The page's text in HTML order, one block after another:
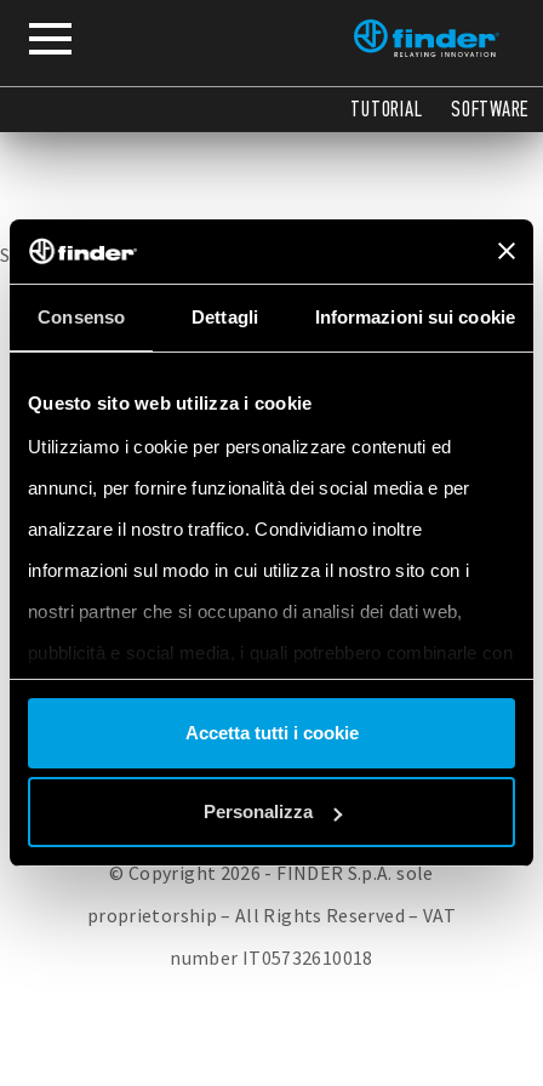
Consenso Dettagli Informazioni sui cookie
Questo sito web utilizza i cookie
Utilizziamo i cookie per personalizzare contenuti ed
annunci, per fornire funzionalità dei social media e per
analizzare il nostro traffico. Condividiamo inoltre
informazioni sul modo in cui utilizza il nostro sito con i
nostri partner che si occupano di analisi dei dati web,
pubblicità e social media, i quali potrebbero combinarle con
altre informazioni che ha fornito loro o che hanno raccolto
dal suo utilizzo dei loro servizi. Acconsenta ai nostri cookie
se continua ad utilizzare il nostro sito web.
Accetta tutti i cookie
Personalizza
TUTORIAL SOFTWARE
IDE
Sorry, no posts matched your criteria.
WIJZIG UW COOKIE-INSTELLINGEN / TREK UW TOESTEMMING IN
© Copyright 2026 - FINDER S.p.A. sole
proprietorship – All Rights Reserved – VAT
number IT05732610018